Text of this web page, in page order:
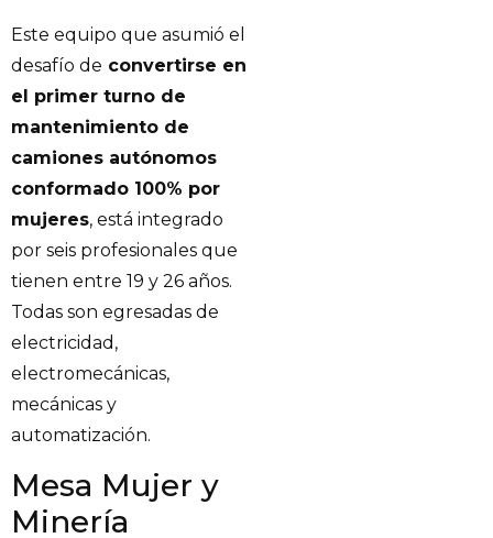
Este equipo que asumió el
desafío de convertirse en
el primer turno de
mantenimiento de
camiones autónomos
conformado 100% por
mujeres, está integrado
por seis profesionales que
tienen entre 19 y 26 años.
Todas son egresadas de
electricidad,
electromecánicas,
mecánicas y
automatización.
Mesa Mujer y
Minería